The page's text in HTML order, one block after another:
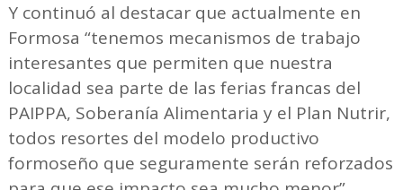
Y continuó al destacar que actualmente en
Formosa “tenemos mecanismos de trabajo
interesantes que permiten que nuestra
localidad sea parte de las ferias francas del
PAIPPA, Soberanía Alimentaria y el Plan Nutrir,
todos resortes del modelo productivo
formoseño que seguramente serán reforzados